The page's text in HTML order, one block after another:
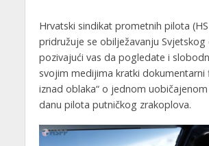
Hrvatski sindikat prometnih pilota
pridružuje se obilježavanju
pozivajući vas da pogledate i
svojim medijima kratki dokumentarni
iznad oblaka“ o jednom
danu pilota putničkog zrakoplova.